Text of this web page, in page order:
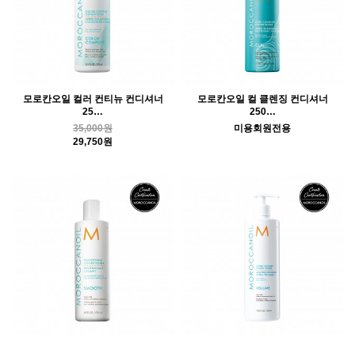
모로칸오일 컬러 컨티뉴 컨디셔너
25…
35,000원
29,750원
모로칸오일 컬 클렌징 컨디셔너
250…
미용회원전용